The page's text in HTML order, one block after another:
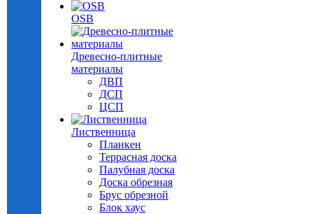
OSB
Древесно-плитные
материалы
ДВП
ДСП
ЦСП
Лиственница
Планкен
Террасная доска
Палубная доска
Доска обрезная
Брус обрезной
Блок хаус